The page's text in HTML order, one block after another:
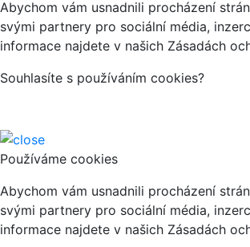
Abychom vám usnadnili procházení
svými partnery pro sociální média,
informace najdete v našich Zásadách
Souhlasíte s používáním cookies?
Používáme cookies
Abychom vám usnadnili procházení
svými partnery pro sociální média,
informace najdete v našich Zásadách